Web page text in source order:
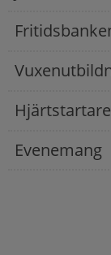
Hjärtstartare
Evenemang